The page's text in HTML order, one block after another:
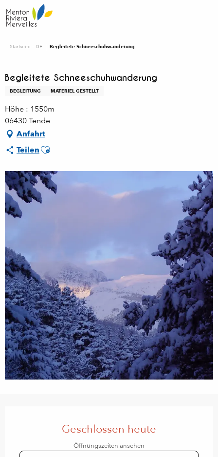
au
contenu
Startseite – DE Begleitete Schneeschuhwanderung
Begleitete Schneeschuhwanderung
BEGLEITUNG MATERIEL GESTELLT
Höhe : 1550m
06430 Tende
Anfahrt
TeilenAjouter aux favoris
Geschlossen heute
Öffnungszeiten ansehen